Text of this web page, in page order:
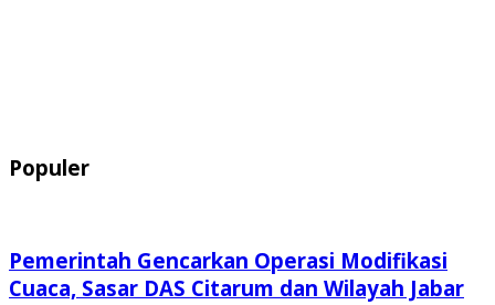
Populer
Pemerintah Gencarkan Operasi Modifikasi
Cuaca, Sasar DAS Citarum dan Wilayah Jabar